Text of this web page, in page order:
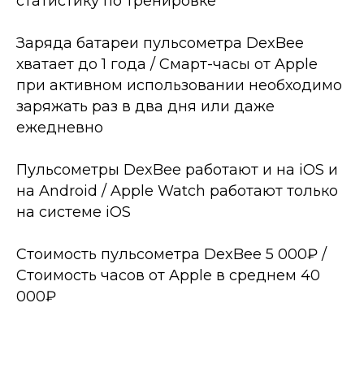
Заряда батареи пульсометра DexBee
хватает до 1 года / Смарт-часы от Apple
при активном использовании необходимо
заряжать раз в два дня или даже
ежедневно
Пульсометры DexBee работают и на iOS и
на Android / Apple Watch работают только
на системе iOS
Стоимость пульсометра DexBee 5 000₽ /
Стоимость часов от Apple в среднем 40
000₽